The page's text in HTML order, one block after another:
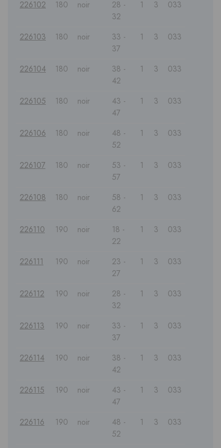
226102 180 noir
28 -
32
1 3 033
226103 180 noir
33 -
37
1 3 033
226104 180 noir
38 -
42
1 3 033
226105 180 noir
43 -
47
1 3 033
226106 180 noir
48 -
52
1 3 033
226107 180 noir
53 -
57
1 3 033
226108 180 noir
58 -
62
1 3 033
226110 190 noir
18 -
22
1 3 033
226111 190 noir
23 -
27
1 3 033
226112 190 noir
28 -
32
1 3 033
226113 190 noir
33 -
37
1 3 033
226114 190 noir
38 -
42
1 3 033
226115 190 noir
43 -
47
1 3 033
226116 190 noir
48 -
52
1 3 033